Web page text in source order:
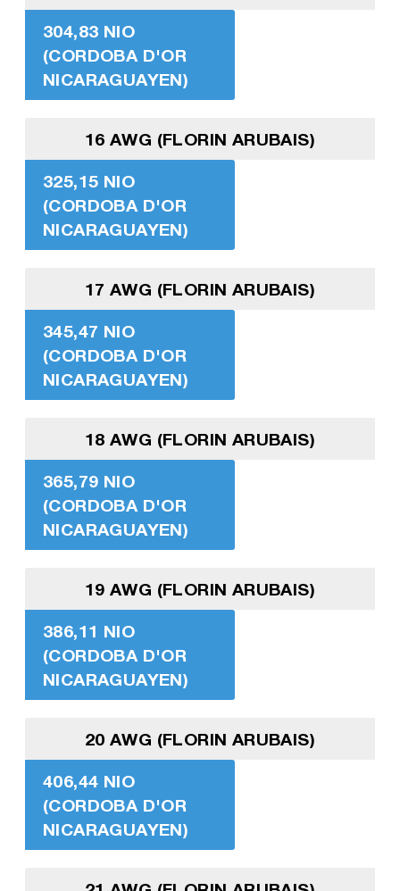
304,83 NIO
(CORDOBA D'OR
NICARAGUAYEN)
16 AWG (FLORIN ARUBAIS)
325,15 NIO
(CORDOBA D'OR
NICARAGUAYEN)
17 AWG (FLORIN ARUBAIS)
345,47 NIO
(CORDOBA D'OR
NICARAGUAYEN)
18 AWG (FLORIN ARUBAIS)
365,79 NIO
(CORDOBA D'OR
NICARAGUAYEN)
19 AWG (FLORIN ARUBAIS)
386,11 NIO
(CORDOBA D'OR
NICARAGUAYEN)
20 AWG (FLORIN ARUBAIS)
406,44 NIO
(CORDOBA D'OR
NICARAGUAYEN)